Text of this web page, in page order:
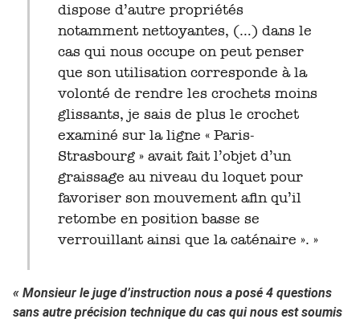
dispose d’autre propriétés
notamment nettoyantes, (…) dans le
cas qui nous occupe on peut penser
que son utilisation corresponde à la
volonté de rendre les crochets moins
glissants, je sais de plus le crochet
examiné sur la ligne « Paris-
Strasbourg » avait fait l’objet d’un
graissage au niveau du loquet pour
favoriser son mouvement afin qu’il
retombe en position basse se
verrouillant ainsi que la caténaire ». »
« Monsieur le juge d’instruction nous a posé 4 questions
sans autre précision technique du cas qui nous est soumis